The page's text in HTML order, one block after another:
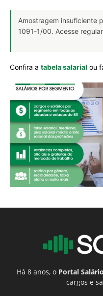
Amostragem insuficiente
1091-1/00. Acesse
Confira a tabela salarial ou
Há 8 anos, o Portal Salário
cargos e